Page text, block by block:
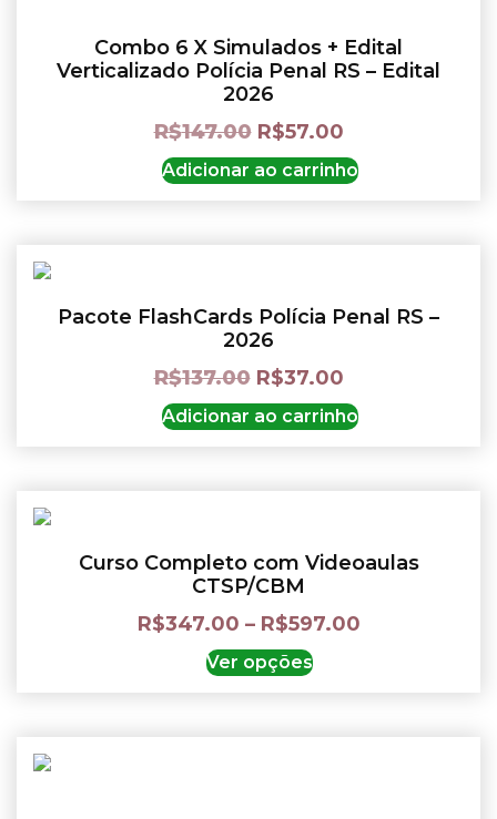
Combo 6 X Simulados + Edital
Verticalizado Polícia Penal RS – Edital
2026
R$147.00 R$57.00
Adicionar ao carrinho
Pacote FlashCards Polícia Penal RS –
2026
R$137.00 R$37.00
Adicionar ao carrinho
Curso Completo com Videoaulas
CTSP/CBM
R$347.00 – R$597.00
Ver opções